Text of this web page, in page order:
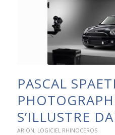
PASCAL
S’ILLUSTRE
ARION, LOGICIEL RHINOCEROS